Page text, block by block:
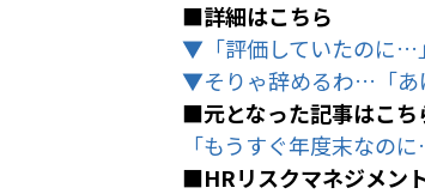
■詳細はこちら
▼「評価していたのに…
▼そりゃ辞めるわ…「あ
■元となった記事はこち
「もうすぐ年度末なの
■HRリスクマネジメン